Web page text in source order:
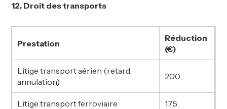
12. Droit des transports
Prestation
Réduction
(€)
Litige transport aérien (retard,
annulation)
200
Litige transport ferroviaire 175